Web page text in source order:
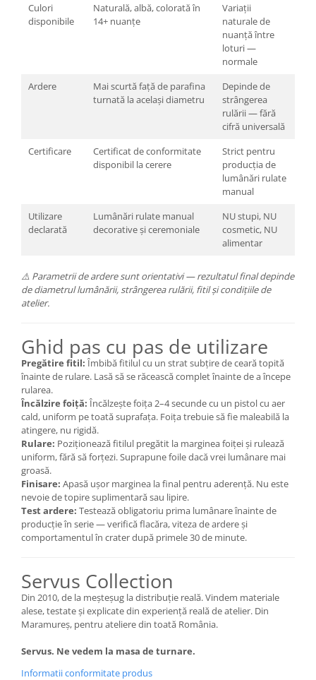
Culori
disponibile
Naturală, albă, colorată în
14+ nuanțe
Variații
naturale de
nuanță între
loturi —
normale
Ardere
Mai scurtă față de parafina
turnată la același diametru
Depinde de
strângerea
rulării — fără
cifră universală
Certificare
Certificat de conformitate
disponibil la cerere
Strict pentru
producția de
lumânări rulate
manual
Utilizare
declarată
Lumânări rulate manual
decorative și ceremoniale
NU stupi, NU
cosmetic, NU
alimentar
⚠️ Parametrii de ardere sunt orientativi — rezultatul final depinde
de diametrul lumânării, strângerea rulării, fitil și condițiile de
atelier.
Ghid pas cu pas de utilizare
Pregătire fitil: Îmbibă fitilul cu un strat subțire de ceară topită
înainte de rulare. Lasă să se răcească complet înainte de a începe
rularea.
Încălzire foiță: Încălzește foița 2–4 secunde cu un pistol cu aer
cald, uniform pe toată suprafața. Foița trebuie să fie maleabilă la
atingere, nu rigidă.
Rulare: Poziționează fitilul pregătit la marginea foiței și rulează
uniform, fără să forțezi. Suprapune foile dacă vrei lumânare mai
groasă.
Finisare: Apasă ușor marginea la final pentru aderență. Nu este
nevoie de topire suplimentară sau lipire.
Test ardere: Testează obligatoriu prima lumânare înainte de
producție în serie — verifică flacăra, viteza de ardere și
comportamentul în crater după primele 30 de minute.
Servus Collection
Din 2010, de la meșteșug la distribuție reală. Vindem materiale
alese, testate și explicate din experiență reală de atelier. Din
Maramureș, pentru ateliere din toată România.
Servus. Ne vedem la masa de turnare.
Informatii conformitate produs